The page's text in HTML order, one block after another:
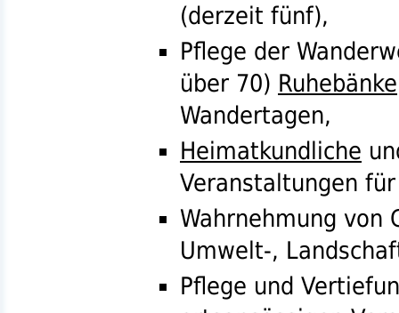
(derzeit fünf),
Pflege der
über 70) Ruhebänke
Wandertagen,
Heimatkundliche
Veranstaltungen
Wahrnehmung von
Umwelt-,
Pflege und